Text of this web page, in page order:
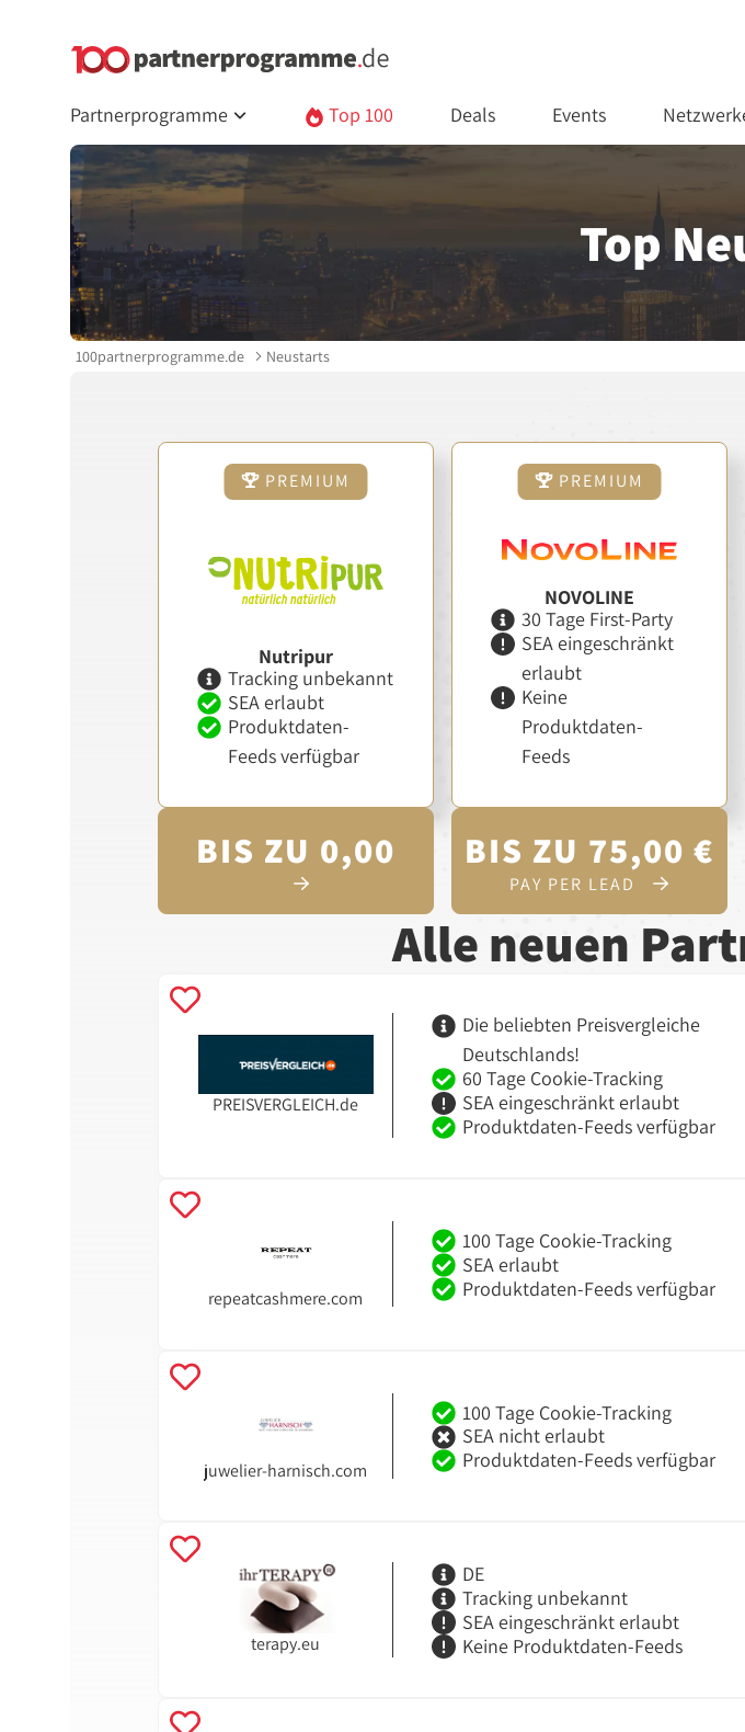
Partnerprogramme Top 100 Deals Events
Top
100partnerprogramme.de Neustarts
PREMIUM
Nutripur
Tracking unbekannt
SEA erlaubt
Produktdaten-
Feeds verfügbar
BIS ZU 0,00
PREMIUM
NOVOLINE
30 Tage First-Party
SEA eingeschränkt
erlaubt
Keine
Produktdaten-
Feeds
BIS ZU 75,00 €
PAY PER LEAD
Alle neuen
PREISVERGLEICH.de
Die beliebten Preisvergleiche
Deutschlands!
60 Tage Cookie-Tracking
SEA eingeschränkt erlaubt
Produktdaten-Feeds verfügbar
repeatcashmere.com
100 Tage Cookie-Tracking
SEA erlaubt
Produktdaten-Feeds verfügbar
juwelier-harnisch.com
100 Tage Cookie-Tracking
SEA nicht erlaubt
Produktdaten-Feeds verfügbar
terapy.eu
DE
Tracking unbekannt
SEA eingeschränkt erlaubt
Keine Produktdaten-Feeds